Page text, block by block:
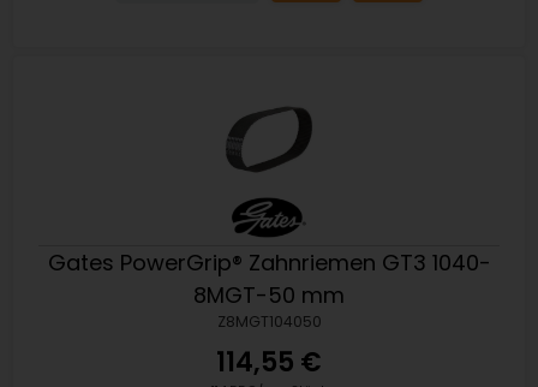
Gates PowerGrip® Zahnriemen GT3 1040-
8MGT-50 mm
Z8MGT104050
114,55 €